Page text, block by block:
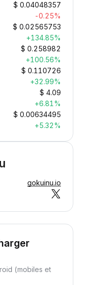
$ 0.04048357
-0.25%
$ 0.02565753
+134.85%
$ 0.258982
+100.56%
$ 0.110726
+32.99%
$ 4.09
+6.81%
$ 0.00634495
+5.32%
gokuinu.io
(mobiles et